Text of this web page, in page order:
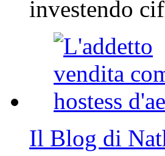
investendo
Il Blog di